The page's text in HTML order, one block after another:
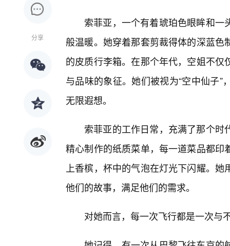
分享
索菲亚，一个有着琥珀色眼眸和
般温暖。她穿着那套剪裁得体的深蓝
的皮质行李箱。在那个年代，空姐不
与品味的象征。她们被视为“空中仙子
无限遐想。
索菲亚的工作日常，充满了那个
精心制作的纸质菜单，每一道菜品都
上香槟，杯中的气泡在灯光下闪耀。
他们的故事，满足他们的需求。
对她而言，每一次飞行都是一次与